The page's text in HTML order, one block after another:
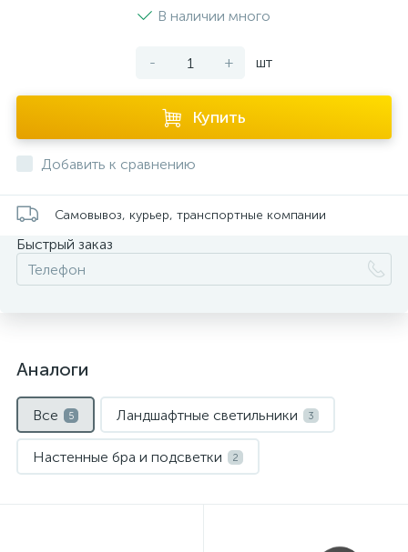
В наличии много
- + шт
Купить
Добавить к сравнению
Самовывоз, курьер, транспортные компании
Быстрый заказ
Аналоги
Все 5 Ландшафтные светильники 3
Настенные бра и подсветки 2